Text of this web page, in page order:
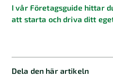
I vår Företagsguide hittar
att starta och driva ditt
Dela den här artikeln